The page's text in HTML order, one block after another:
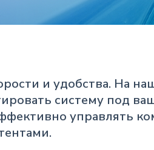
и удобства. На
систему под
управлять